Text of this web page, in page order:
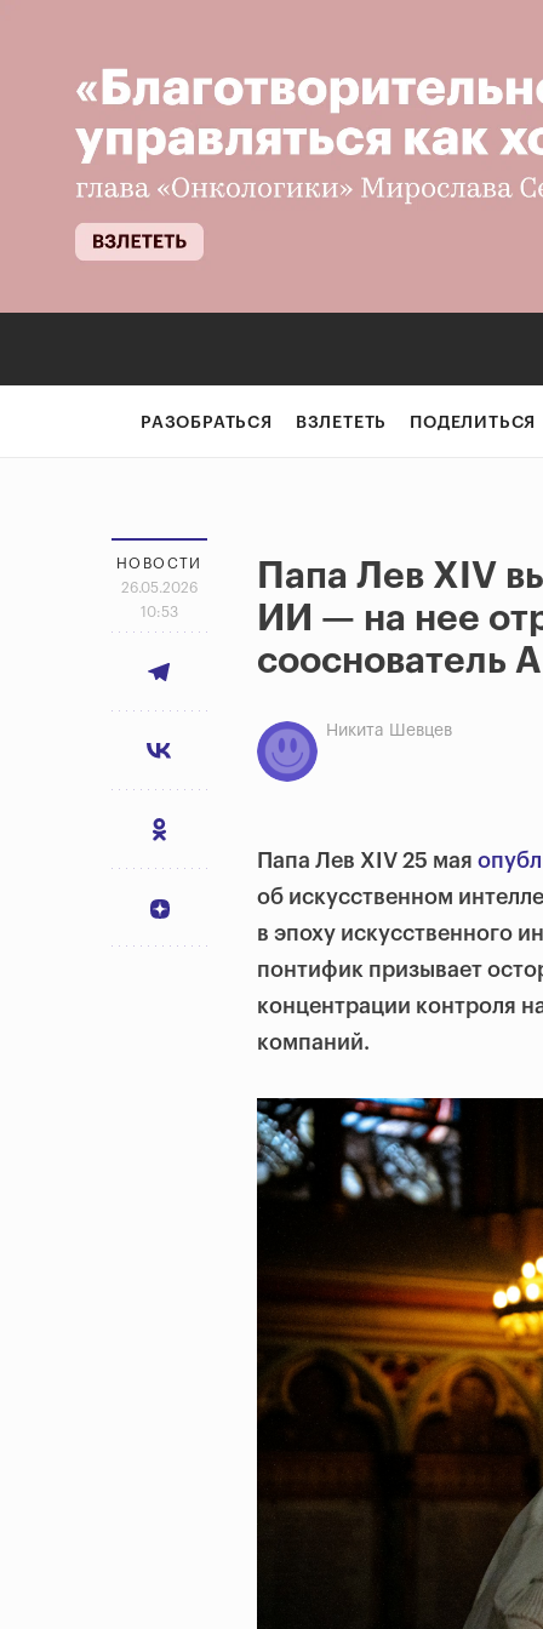
РАЗОБРАТЬСЯ ВЗЛЕТЕТЬ ПОДЕЛИТЬСЯ
НОВОСТИ
26.05.2026
10:53
Папа Лев XIV
ИИ — на нее
сооснователь
Никита Шевцев
Папа Лев XIV 25 мая
об искусственном
в эпоху искусственного
понтифик призывает
концентрации контроля
компаний.